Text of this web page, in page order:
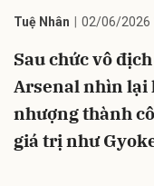
Tuệ Nhân 02/06/2026
Sau chức vô
Arsenal nhìn lại
nhượng thành
giá trị như